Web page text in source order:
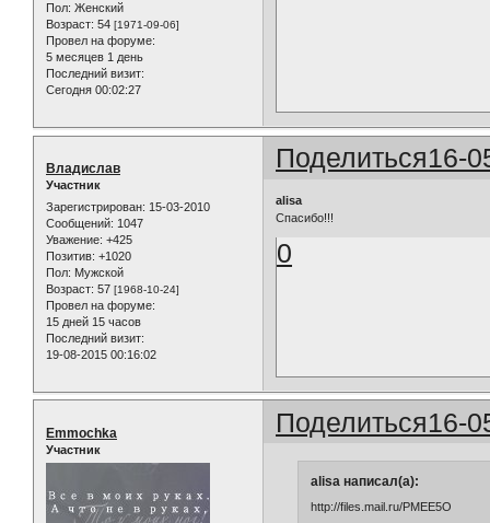
Пол: Женский
Возраст: 54 [1971-09-06]
Провел на форуме:
5 месяцев 1 день
Последний визит:
Сегодня 00:02:27
Поделиться16-
Владислав
Участник
Зарегистрирован: 15-03-2010
Сообщений: 1047
Уважение: +425
Позитив: +1020
Пол: Мужской
Возраст: 57 [1968-10-24]
Провел на форуме:
15 дней 15 часов
Последний визит:
19-08-2015 00:16:02
alisa
Спасибо!!!
0
Поделиться16-
Emmochka
Участник
alisa написал(а):
http://files.mail.ru/PMEE5O